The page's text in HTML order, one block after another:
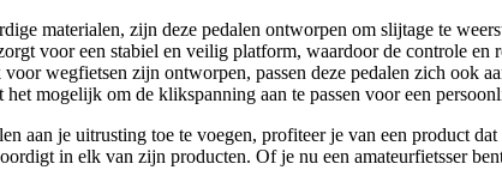
materialen, zijn deze pedalen ontworpen om slijtage te
voor een stabiel en veilig platform, waardoor de controle en
wegfietsen zijn ontworpen, passen deze pedalen zich ook
het mogelijk om de klikspanning aan te passen voor een
aan je uitrusting toe te voegen, profiteer je van een product
in elk van zijn producten. Of je nu een amateurfietsser